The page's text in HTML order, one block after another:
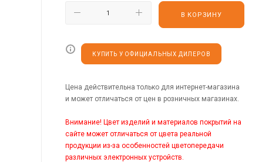
В КОРЗИНУ
КУПИТЬ У ОФИЦИАЛЬНЫХ ДИЛЕРОВ
Цена действительна только для интернет-магазина
и может отличаться от цен в розничных магазинах.
Внимание! Цвет изделий и материалов покрытий на
сайте может отличаться от цвета реальной
продукции из-за особенностей цветопередачи
различных электронных устройств.